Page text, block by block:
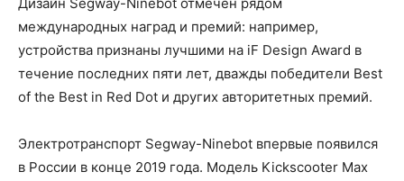
международных наград и премий: например,
устройства признаны лучшими на iF Design Award в
течение последних пяти лет, дважды победители Best
of the Best in Red Dot и других авторитетных премий.
Электротранспорт Segway-Ninebot впервые появился
в России в конце 2019 года. Модель Kickscooter Max